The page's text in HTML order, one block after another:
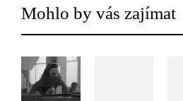
Mohlo by vás zajímat